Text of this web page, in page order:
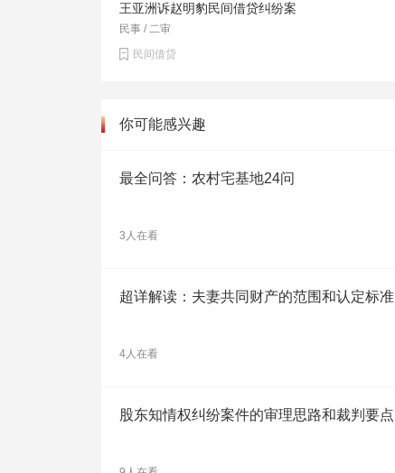
王亚洲诉赵明豹民间借贷纠纷案
民事 / 二审
民间借贷
你可能感兴趣
最全问答：农村宅基地24问
3人在看
超详解读：夫妻共同财产的范围和认定标准
4人在看
股东知情权纠纷案件的审理思路和裁判要点